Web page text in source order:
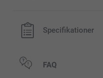
Specifikationer
FAQ